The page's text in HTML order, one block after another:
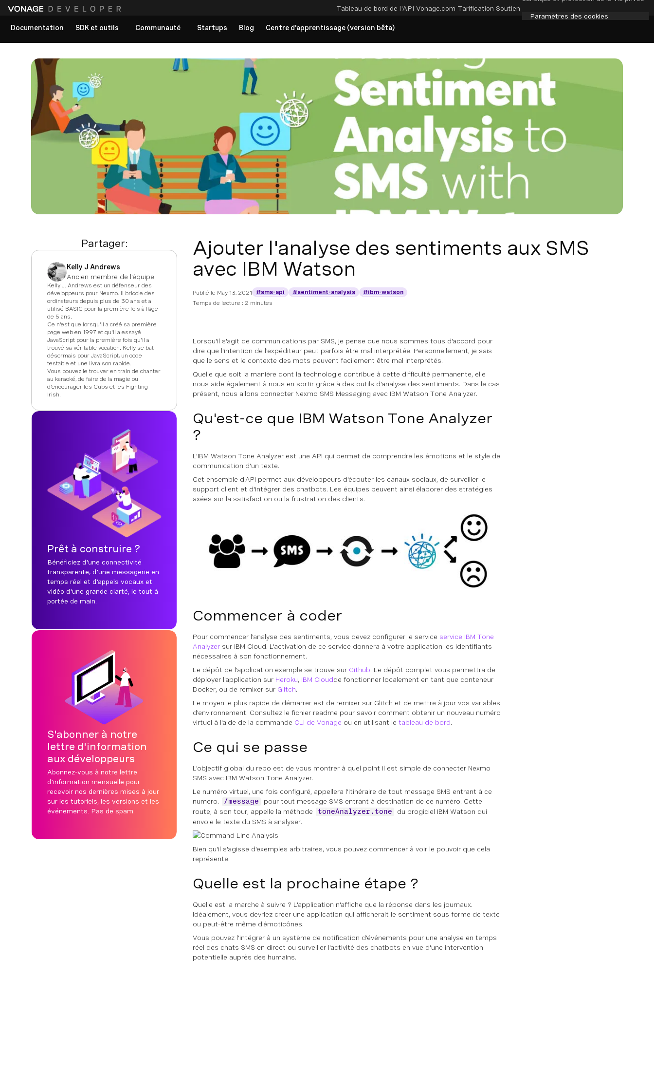
Tableau de bord de l'API Vonage.com Tarification Soutien
Paramètres des cookies
Documentation
SDK et outils Communauté Startups Blog Centre d'apprentissage (version bêta)
Partager:
Kelly J Andrews
Ancien membre de l'équipe
Kelly J. Andrews est un défenseur des
développeurs pour Nexmo. Il bricole des
ordinateurs depuis plus de 30 ans et a
utilisé BASIC pour la première fois à l'âge
de 5 ans.
Ce n'est que lorsqu'il a créé sa première
page web en 1997 et qu'il a essayé
JavaScript pour la première fois qu'il a
trouvé sa véritable vocation. Kelly se bat
désormais pour JavaScript, un code
testable et une livraison rapide.
Vous pouvez le trouver en train de chanter
au karaoké, de faire de la magie ou
d'encourager les Cubs et les Fighting
Irish.
Prêt à construire ?
Bénéficiez d'une connectivité
transparente, d'une messagerie en
temps réel et d'appels vocaux et
vidéo d'une grande clarté, le tout à
portée de main.
S'abonner à notre
lettre d'information
aux développeurs
Abonnez-vous à notre lettre
d'information mensuelle pour
recevoir nos dernières mises à jour
sur les tutoriels, les versions et les
événements. Pas de spam.
Ajouter l'analyse des sentiments aux SMS
avec IBM Watson
Publié le May 13, 2021 #sms-api #sentiment-analysis
#ibm-watson
Temps de lecture : 2 minutes
Lorsqu'il s'agit de communications par SMS, je pense que nous sommes tous d'accord pour
dire que l'intention de l'expéditeur peut parfois être mal interprétée. Personnellement, je sais
que le sens et le contexte des mots peuvent facilement être mal interprétés.
Quelle que soit la manière dont la technologie contribue à cette difficulté permanente, elle
nous aide également à nous en sortir grâce à des outils d'analyse des sentiments. Dans le cas
présent, nous allons connecter Nexmo SMS Messaging avec IBM Watson Tone Analyzer.
Qu'est-ce que IBM Watson Tone Analyzer
?
L'IBM Watson Tone Analyzer est une API qui permet de comprendre les émotions et le style de
communication d'un texte.
Cet ensemble d'API permet aux développeurs d'écouter les canaux sociaux, de surveiller le
support client et d'intégrer des chatbots. Les équipes peuvent ainsi élaborer des stratégies
axées sur la satisfaction ou la frustration des clients.
Commencer à coder
Pour commencer l'analyse des sentiments, vous devez configurer le service service IBM Tone
Analyzer sur IBM Cloud. L'activation de ce service donnera à votre application les identifiants
nécessaires à son fonctionnement.
Le dépôt de l'application exemple se trouve sur Github. Le dépôt complet vous permettra de
déployer l'application sur Heroku, IBM Cloudde fonctionner localement en tant que conteneur
Docker, ou de remixer sur Glitch.
Le moyen le plus rapide de démarrer est de remixer sur Glitch et de mettre à jour vos variables
d'environnement. Consultez le fichier readme pour savoir comment obtenir un nouveau numéro
virtuel à l'aide de la commande CLI de Vonage ou en utilisant le tableau de bord.
Ce qui se passe
L'objectif global du repo est de vous montrer à quel point il est simple de connecter Nexmo
SMS avec IBM Watson Tone Analyzer.
Le numéro virtuel, une fois configuré, appellera l'itinéraire de tout message SMS entrant à ce
numéro.
/message
pour tout message SMS entrant à destination de ce numéro. Cette
route, à son tour, appelle la méthode
toneAnalyzer.tone
du progiciel IBM Watson qui
envoie le texte du SMS à analyser.
Bien qu'il s'agisse d'exemples arbitraires, vous pouvez commencer à voir le pouvoir que cela
représente.
Quelle est la prochaine étape ?
Quelle est la marche à suivre ? L'application n'affiche que la réponse dans les journaux.
Idéalement, vous devriez créer une application qui afficherait le sentiment sous forme de texte
ou peut-être même d'émoticônes.
Vous pouvez l'intégrer à un système de notification d'événements pour une analyse en temps
réel des chats SMS en direct ou surveiller l'activité des chatbots en vue d'une intervention
potentielle auprès des humains.